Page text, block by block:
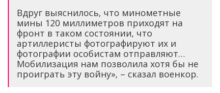
Вдруг выяснилось, что минометные
мины 120 миллиметров приходят на
фронт в таком состоянии, что
артиллеристы фотографируют их и
фотографии особистам отправляют…
Мобилизация нам позволила хотя бы не
проиграть эту войну», – сказал военкор.